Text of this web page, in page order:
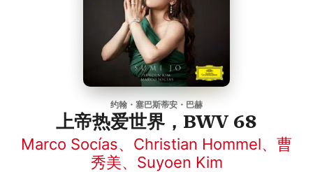
约翰・塞巴斯蒂安・巴赫
上帝热爱世界，BWV 68
Marco Socías、 Christian Hommel、 曹
秀美、 Suyoen Kim